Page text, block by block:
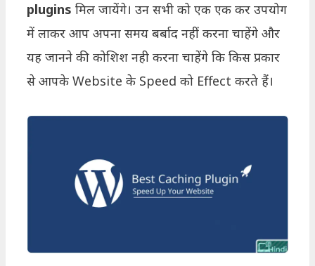
plugins मिल जायेंगे। उन सभी को एक एक कर उपयोग
में लाकर आप अपना समय बर्बाद नहीं करना चाहेंगे और
यह जानने की कोशिश नही करना चाहेंगे कि किस प्रकार
से आपके Website के Speed को Effect करते हैं।